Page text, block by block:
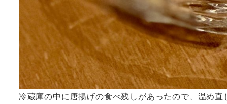
冷蔵庫の中に唐揚げの食べ残しがあったので、温め直